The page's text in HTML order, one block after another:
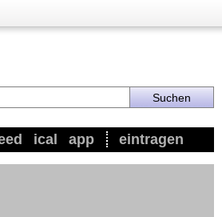
ical app eintragen